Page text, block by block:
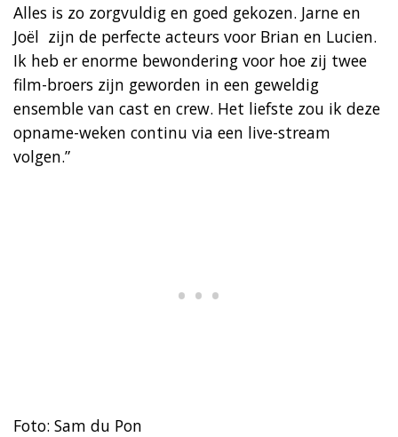
Alles is zo zorgvuldig en goed gekozen. Jarne en
Joël zijn de perfecte acteurs voor Brian en Lucien.
Ik heb er enorme bewondering voor hoe zij twee
film-broers zijn geworden in een geweldig
ensemble van cast en crew. Het liefste zou ik deze
opname-weken continu via een live-stream
volgen.”
Foto: Sam du Pon